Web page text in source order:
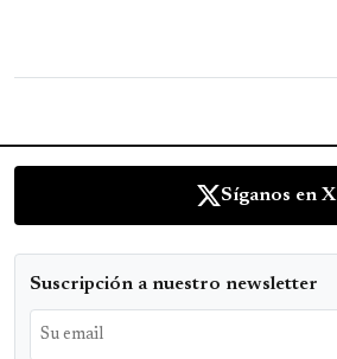
Síganos en X
Suscripción a nuestro newsletter